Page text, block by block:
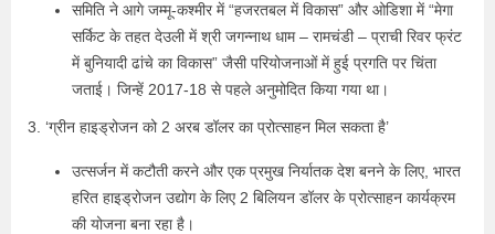
समिति ने आगे जम्मू-कश्मीर में “हजरतबल में विकास” और ओडिशा में “मेगा
सर्किट के तहत देउली में श्री जगन्नाथ धाम – रामचंडी – प्राची रिवर फ्रंट
में बुनियादी ढांचे का विकास” जैसी परियोजनाओं में हुई प्रगति पर चिंता
जताई। जिन्हें 2017-18 से पहले अनुमोदित किया गया था।
3. ‘ग्रीन हाइड्रोजन को 2 अरब डॉलर का प्रोत्साहन मिल सकता है’
उत्सर्जन में कटौती करने और एक प्रमुख निर्यातक देश बनने के लिए, भारत
हरित हाइड्रोजन उद्योग के लिए 2 बिलियन डॉलर के प्रोत्साहन कार्यक्रम
की योजना बना रहा है।